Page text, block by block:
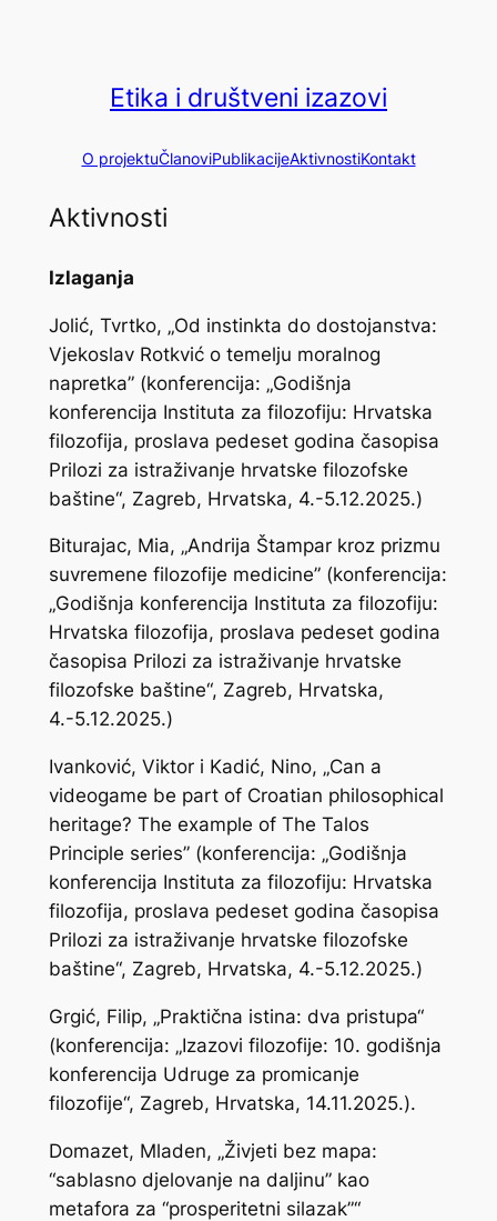
Etika i društveni izazovi
O projektuČlanoviPublikacijeAktivnostiKontakt
Aktivnosti
Izlaganja
Jolić, Tvrtko, „Od instinkta do dostojanstva:
Vjekoslav Rotkvić o temelju moralnog
napretka” (konferencija: „Godišnja
konferencija Instituta za filozofiju: Hrvatska
filozofija, proslava pedeset godina časopisa
Prilozi za istraživanje hrvatske filozofske
baštine“, Zagreb, Hrvatska, 4.-5.12.2025.)
Biturajac, Mia, „Andrija Štampar kroz prizmu
suvremene filozofije medicine” (konferencija:
„Godišnja konferencija Instituta za filozofiju:
Hrvatska filozofija, proslava pedeset godina
časopisa Prilozi za istraživanje hrvatske
filozofske baštine“, Zagreb, Hrvatska,
4.-5.12.2025.)
Ivanković, Viktor i Kadić, Nino, „Can a
videogame be part of Croatian philosophical
heritage? The example of The Talos
Principle series” (konferencija: „Godišnja
konferencija Instituta za filozofiju: Hrvatska
filozofija, proslava pedeset godina časopisa
Prilozi za istraživanje hrvatske filozofske
baštine“, Zagreb, Hrvatska, 4.-5.12.2025.)
Grgić, Filip, „Praktična istina: dva pristupa“
(konferencija: „Izazovi filozofije: 10. godišnja
konferencija Udruge za promicanje
filozofije“, Zagreb, Hrvatska, 14.11.2025.).
Domazet, Mladen, „Živjeti bez mapa:
“sablasno djelovanje na daljinu” kao
metafora za “prosperitetni silazak”“